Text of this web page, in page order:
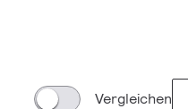
Vergleichen